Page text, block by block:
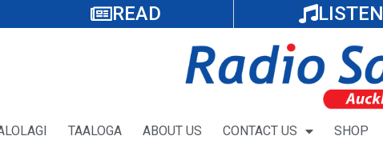
READ LISTEN
TAALOGA ABOUT US CONTACT US SHOP